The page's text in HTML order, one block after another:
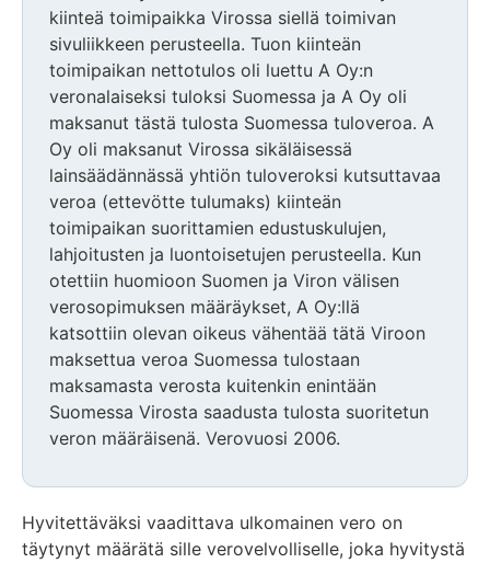
kiinteä toimipaikka Virossa siellä toimivan
sivuliikkeen perusteella. Tuon kiinteän
toimipaikan nettotulos oli luettu A Oy:n
veronalaiseksi tuloksi Suomessa ja A Oy oli
maksanut tästä tulosta Suomessa tuloveroa. A
Oy oli maksanut Virossa sikäläisessä
lainsäädännässä yhtiön tuloveroksi kutsuttavaa
veroa (ettevötte tulumaks) kiinteän
toimipaikan suorittamien edustuskulujen,
lahjoitusten ja luontoisetujen perusteella. Kun
otettiin huomioon Suomen ja Viron välisen
verosopimuksen määräykset, A Oy:llä
katsottiin olevan oikeus vähentää tätä Viroon
maksettua veroa Suomessa tulostaan
maksamasta verosta kuitenkin enintään
Suomessa Virosta saadusta tulosta suoritetun
veron määräisenä. Verovuosi 2006.
Hyvitettäväksi vaadittava ulkomainen vero on
täytynyt määrätä sille verovelvolliselle, joka hyvitystä